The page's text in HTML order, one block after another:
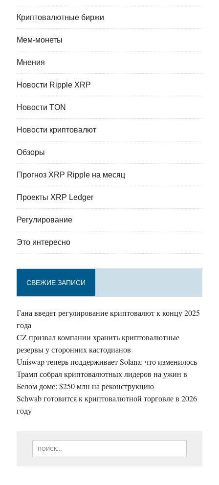
Криптовалютные биржи
Мем-монеты
Мнения
Новости Ripple XRP
Новости TON
Новости криптовалют
Обзоры
Прогноз XRP Ripple на месяц
Проекты XRP Ledger
Регулирование
Это интересно
СВЕЖИЕ ЗАПИСИ
Гана введет регулирование криптовалют к концу 2025
года
CZ призвал компании хранить криптовалютные
резервы у сторонних кастодианов
Uniswap теперь поддерживает Solana: что изменилось
Трамп собрал криптовалютных лидеров на ужин в
Белом доме: $250 млн на реконструкцию
Schwab готовится к криптовалютной торговле в 2026
году